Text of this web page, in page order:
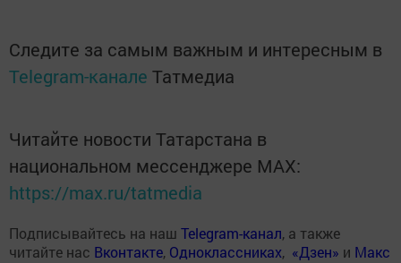
Следите за самым важным и интересным в
Telegram-канале Татмедиа
Читайте новости Татарстана в
национальном мессенджере MАХ:
https://max.ru/tatmedia
Подписывайтесь на наш Telegram-канал, а также
читайте нас Вконтакте, Одноклассниках, «Дзен» и Макс